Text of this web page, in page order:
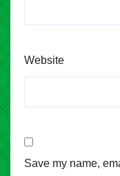
Website
Save my name,